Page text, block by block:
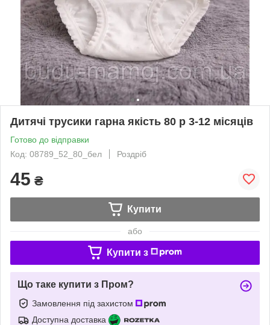
Дитячі трусики гарна якість 80 р 3-12 місяців
Готово до відправки
Код: 08789_52_80_бел
Роздріб
45 ₴
Купити
або
Купити з
Що таке купити з Пром?
Замовлення під захистом
Доступна доставка